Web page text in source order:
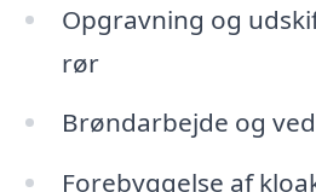
Opgravning og
rør
Brøndarbejde og
Forebyggelse af